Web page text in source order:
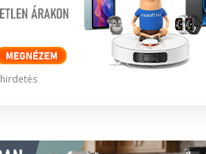
hirdetés